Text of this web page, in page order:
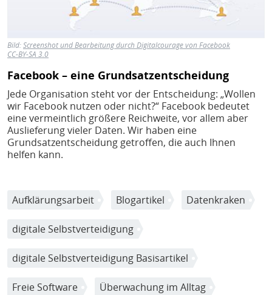
Bild:Screenshot und Bearbeitung durch Digitalcourage von Facebook
CC-BY-SA 3.0
Facebook – eine Grundsatzentscheidung
Jede Organisation steht vor der Entscheidung: „Wollen
wir Facebook nutzen oder nicht?“ Facebook bedeutet
eine vermeintlich größere Reichweite, vor allem aber
Auslieferung vieler Daten. Wir haben eine
Grundsatzentscheidung getroffen, die auch Ihnen
helfen kann.
Aufklärungsarbeit Blogartikel Datenkraken
digitale Selbstverteidigung
digitale Selbstverteidigung Basisartikel
Freie Software Überwachung im Alltag